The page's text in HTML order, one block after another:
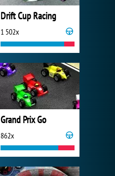
Drift Cup Racing
1 502x
Grand Prix Go
862x